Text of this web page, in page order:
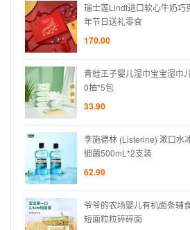
瑞士莲Lindt进口软心牛奶
年节日送礼零食
170.00
青蛙王子婴儿湿巾宝宝湿巾
0抽*5包
33.90
李施德林 (Listerine) 漱口水
细菌500mL*2支装
62.90
爷爷的农场婴儿有机面条辅
短面粒粒碎碎面